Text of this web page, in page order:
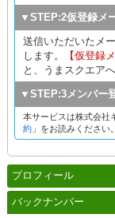
▼STEP:2仮登録メ
送信いただいたメ
します。
【仮登録
と、うまスクエア
▼STEP:3メンバー
本サービスは株式会社
約」をお読みください。
プロフィール
バックナンバー